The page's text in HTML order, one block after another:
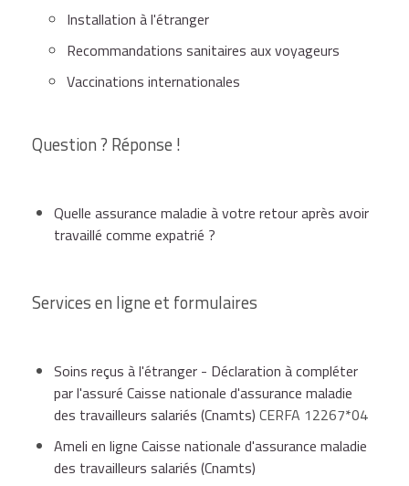
Installation à l'étranger
Recommandations sanitaires aux voyageurs
Vaccinations internationales
Question ? Réponse !
Quelle assurance maladie à votre retour après avoir
travaillé comme expatrié ?
Services en ligne et formulaires
Soins reçus à l'étranger - Déclaration à compléter
par l'assuré Caisse nationale d'assurance maladie
des travailleurs salariés (Cnamts) CERFA 12267*04
Ameli en ligne Caisse nationale d'assurance maladie
des travailleurs salariés (Cnamts)